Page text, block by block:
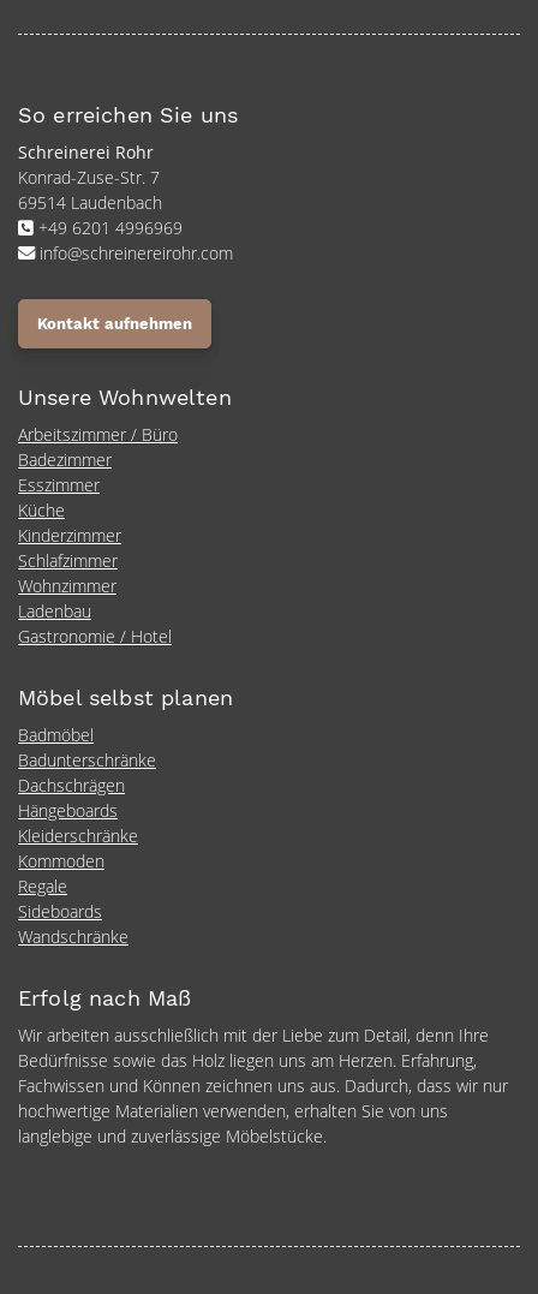
So erreichen Sie uns
Schreinerei Rohr
Konrad-Zuse-Str. 7
69514 Laudenbach
+49 6201 4996969
info@schreinereirohr.com
Kontakt aufnehmen
Unsere Wohnwelten
Arbeitszimmer / Büro
Badezimmer
Esszimmer
Küche
Kinderzimmer
Schlafzimmer
Wohnzimmer
Ladenbau
Gastronomie / Hotel
Möbel selbst planen
Badmöbel
Badunterschränke
Dachschrägen
Hängeboards
Kleiderschränke
Kommoden
Regale
Sideboards
Wandschränke
Erfolg nach Maß
Wir arbeiten ausschließlich mit der Liebe zum Detail, denn Ihre
Bedürfnisse sowie das Holz liegen uns am Herzen. Erfahrung,
Fachwissen und Können zeichnen uns aus. Dadurch, dass wir nur
hochwertige Materialien verwenden, erhalten Sie von uns
langlebige und zuverlässige Möbelstücke.